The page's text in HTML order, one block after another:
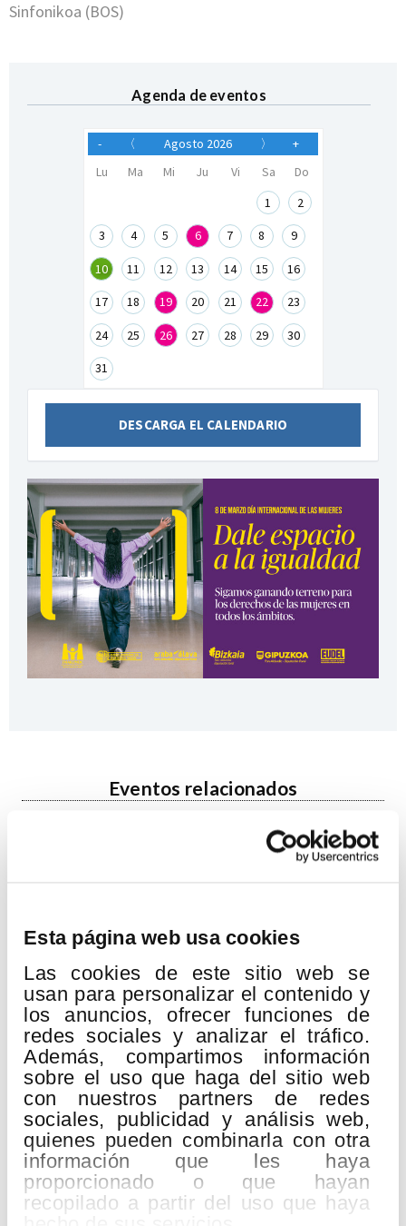
Esta página web usa cookies
Las cookies de este sitio web se
usan para personalizar el contenido y
los anuncios, ofrecer funciones de
redes sociales y analizar el tráfico.
Además, compartimos información
sobre el uso que haga del sitio web
con nuestros partners de redes
sociales, publicidad y análisis web,
quienes pueden combinarla con otra
información que les haya
proporcionado o que hayan
recopilado a partir del uso que haya
Sinfonikoa (BOS)
Agenda de eventos
- 〈 Agosto 2026 〉
+
Lu
Ma Mi Ju Vi Sa
Do
1
2
3 4 5 6 7 8 9
10 11 12 13 14 15 16
17 18 19 20 21 22 23
24 25 26 27 28 29 30
31
DESCARGA EL CALENDARIO
Eventos relacionados
QUINCENA MUSICAL DONOSTIARRA
Lugar:Kursaal
H. Berlioz: Gran Misa de Muertos «Réquiem» op.5